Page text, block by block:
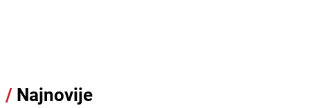
/ Najnovije